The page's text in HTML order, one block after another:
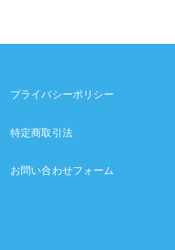
プライバシーポリシー
特定商取引法
お問い合わせフォーム